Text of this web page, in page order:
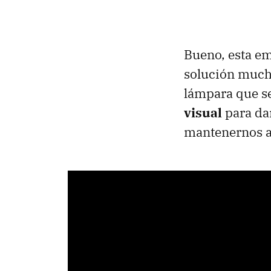
Bueno, esta
solución
lámpara que
visualpara
mantenernos